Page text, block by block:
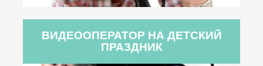
ВИДЕООПЕРАТОР НА ДЕТСКИЙ
ПРАЗДНИК